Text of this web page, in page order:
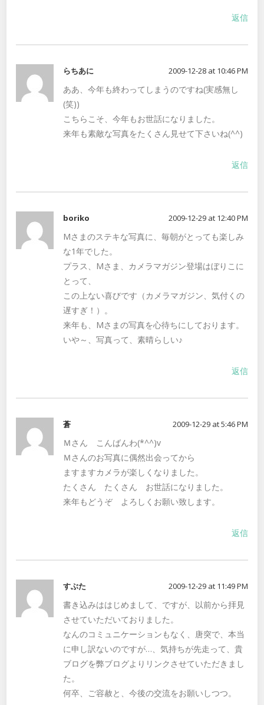
返信
らちあに 2009-12-28 at 10:46 PM
ああ、今年も終わってしまうのですね(実感無し
(笑))
こちらこそ、今年もお世話になりました。
来年も素敵な写真をたくさん見せて下さいね(^^)
返信
boriko 2009-12-29 at 12:40 PM
Mさまのステキな写真に、毎朝がとっても楽しみ
な1年でした。
プラス、Mさま、カメラマガジン登場はぼりこに
とって、
この上ない喜びです（カメラマガジン、気付くの
遅すぎ！）。
来年も、Mさまの写真を心待ちにしております。
いや～、写真って、素晴らしい♪
返信
蒼 2009-12-29 at 5:46 PM
Ｍさん こんばんわ(*^^)v
Ｍさんのお写真に偶然出会ってから
ますますカメラが楽しくなりました。
たくさん たくさん お世話になりました。
来年もどうぞ よろしくお願い致します。
返信
すぶた 2009-12-29 at 11:49 PM
書き込みははじめまして、ですが、以前から拝見
させていただいておりました。
なんのコミュニケーションもなく、唐突で、本当
に申し訳ないのですが…、気持ちが先走って、貴
ブログを弊ブログよりリンクさせていただきまし
た。
何卒、ご容赦と、今後の交流をお願いしつつ。